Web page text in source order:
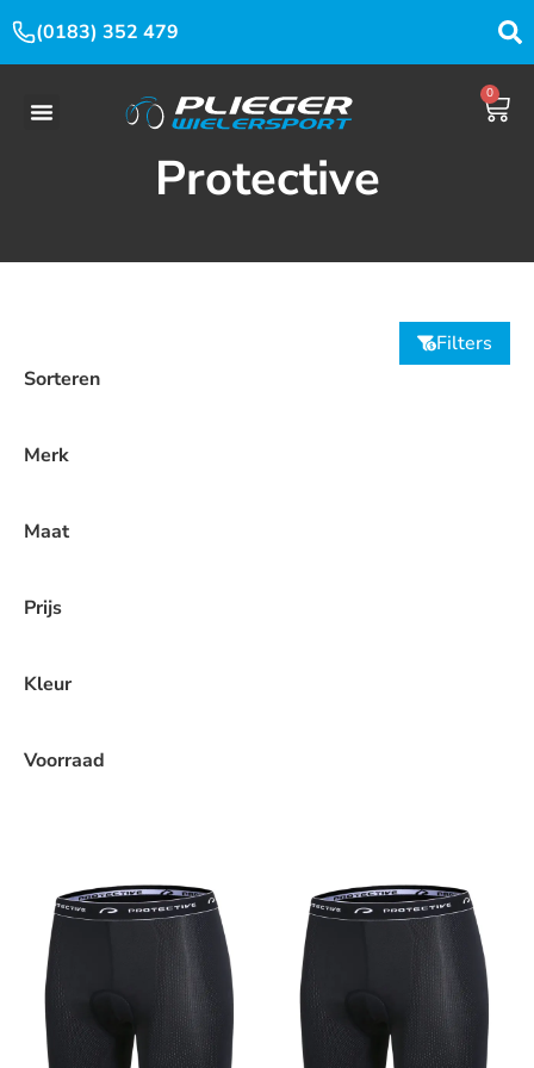
(0183) 352 479
0
Protective
Filters
Sorteren
Merk
Maat
Prijs
Kleur
Voorraad